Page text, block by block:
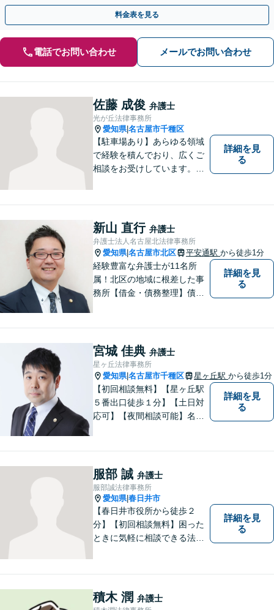
貫してサポート【土日夜間対応可】【オンライン対応可】
料金表を見る
電話でお問い合わせ メールでお問い合わせ
佐藤 成俊 弁護士
光が丘法律事務所
愛知県|名古屋市千種区
【駐車場あり】あらゆる領域
で経験を積んでおり、広くご
相談をお受けしています。ご
ブル解決に対応いたします。
詳細を見
る
新山 直行 弁護士
弁護士法人名古屋北法律事務所
愛知県|名古屋市北区 平安通駅 から徒歩1分
経験豊富な弁護士が11名所
属！北区の地域に根差した事
務所【借金・債務整理】債務
対応【相続・遺言】他士業と
も連携【平安通駅1分】
詳細を見
る
宮城 佳典 弁護士
星ヶ丘法律事務所
愛知県|名古屋市千種区 星ヶ丘駅 から徒歩1分
【初回相談無料】【星ヶ丘駅
５番出口徒歩１分】【土日対
応可】【夜間相談可能】名古
詳細を見
る
服部 誠 弁護士
服部誠法律事務所
愛知県|春日井市
【春日井市役所から徒歩２
分】【初回相談無料】困った
ときに気軽に相談できる法律
できる弁護士を目指していま
す。
詳細を見
る
積木 潤 弁護士